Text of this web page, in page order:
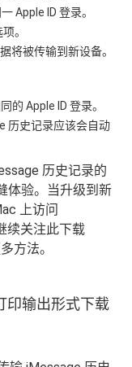
Apple ID 登录。
。
将被传输到新设备。
的 Apple ID 登录。
历史记录应该会自动
历史记录的
体验。当升级到新
上访问
续关注此下载
方法。
印输出形式下载